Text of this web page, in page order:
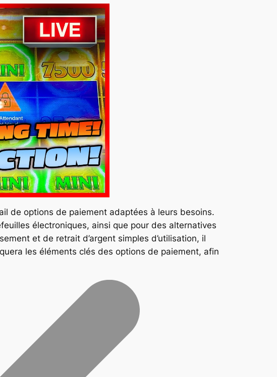
de options de paiement adaptées à leurs besoins.
électroniques, ainsi que pour des alternatives
et de retrait d’argent simples d’utilisation, il
les éléments clés des options de paiement, afin